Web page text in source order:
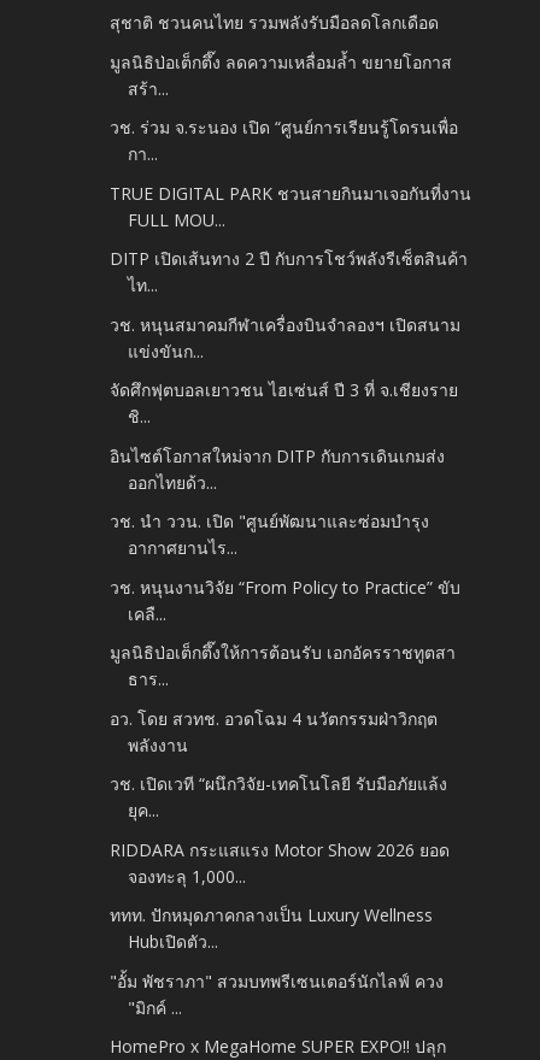
สุชาติ ชวนคนไทย รวมพลังรับมือลดโลกเดือด
มูลนิธิป่อเต็กตึ๊ง ลดความเหลื่อมล้ำ ขยายโอกาส
สร้า...
วช. ร่วม จ.ระนอง เปิด “ศูนย์การเรียนรู้โดรนเพื่อ
กา...
TRUE DIGITAL PARK ชวนสายกินมาเจอกันที่งาน
FULL MOU...
DITP เปิดเส้นทาง 2 ปี กับการโชว์พลังรีเซ็ตสินค้า
ไท...
วช. หนุนสมาคมกีฬาเครื่องบินจำลองฯ เปิดสนาม
แข่งขันก...
จัดศึกฟุตบอลเยาวชน ไฮเซ่นส์ ปี 3 ที่ จ.เชียงราย
ชิ...
อินไซต์โอกาสใหม่จาก DITP กับการเดินเกมส่ง
ออกไทยด้ว...
วช. นำ ววน. เปิด "ศูนย์พัฒนาและซ่อมบำรุง
อากาศยานไร...
วช. หนุนงานวิจัย “From Policy to Practice” ขับ
เคลื...
มูลนิธิป่อเต็กตึ๊งให้การต้อนรับ เอกอัครราชทูตสา
ธาร...
อว. โดย สวทช. อวดโฉม 4 นวัตกรรมฝ่าวิกฤต
พลังงาน
วช. เปิดเวที “ผนึกวิจัย-เทคโนโลยี รับมือภัยแล้ง
ยุค...
RIDDARA กระแสแรง Motor Show 2026 ยอด
จองทะลุ 1,000...
ททท. ปักหมุดภาคกลางเป็น Luxury Wellness
Hubเปิดตัว...
"อั้ม พัชราภา" สวมบทพรีเซนเตอร์นักไลฟ์ ควง
"มิกค์ ...
HomePro x MegaHome SUPER EXPO!! ปลุก